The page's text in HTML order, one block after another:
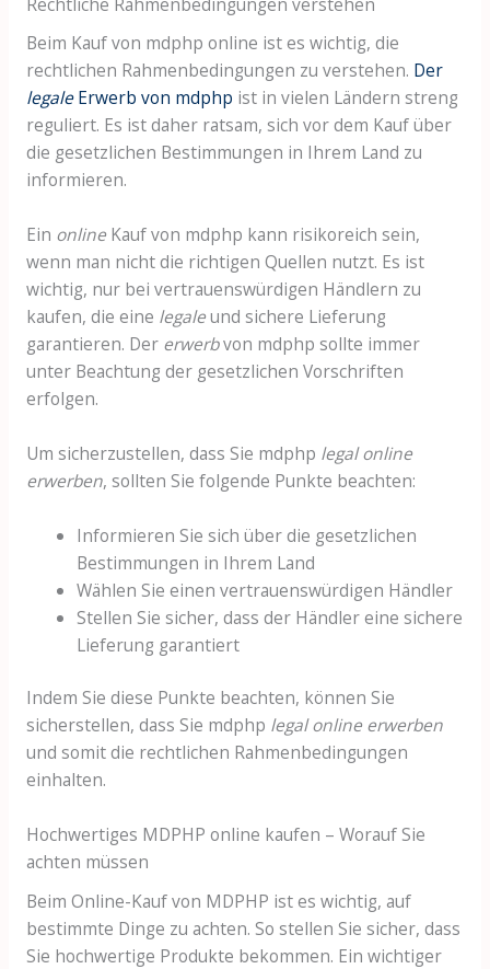
Beim Kauf von mdphp online ist es wichtig, die
rechtlichen Rahmenbedingungen zu verstehen. Der
legaleErwerb von mdphp ist in vielen Ländern streng
reguliert. Es ist daher ratsam, sich vor dem Kauf über
die gesetzlichen Bestimmungen in Ihrem Land zu
informieren.
Ein onlineKauf von mdphp kann risikoreich sein,
wenn man nicht die richtigen Quellen nutzt. Es ist
wichtig, nur bei vertrauenswürdigen Händlern zu
kaufen, die eine legaleund sichere Lieferung
garantieren. Der erwerbvon mdphp sollte immer
unter Beachtung der gesetzlichen Vorschriften
erfolgen.
Um sicherzustellen, dass Sie mdphp legal online
erwerben, sollten Sie folgende Punkte beachten:
Informieren Sie sich über die gesetzlichen
Bestimmungen in Ihrem Land
Wählen Sie einen vertrauenswürdigen Händler
Stellen Sie sicher, dass der Händler eine sichere
Lieferung garantiert
Indem Sie diese Punkte beachten, können Sie
sicherstellen, dass Sie mdphp legal online erwerben
und somit die rechtlichen Rahmenbedingungen
einhalten.
Hochwertiges MDPHP online kaufen – Worauf Sie
achten müssen
Beim Online-Kauf von MDPHP ist es wichtig, auf
bestimmte Dinge zu achten. So stellen Sie sicher, dass
Sie hochwertige Produkte bekommen. Ein wichtiger